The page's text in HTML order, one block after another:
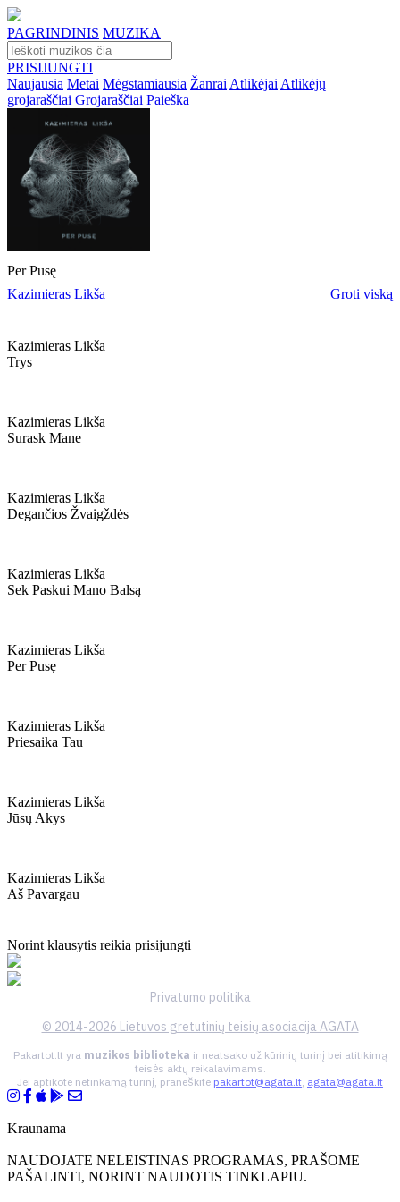
PAGRINDINIS MUZIKA
PRISIJUNGTI
Naujausia Metai Mėgstamiausia Žanrai Atlikėjai Atlikėjų
grojaraščiai Grojaraščiai Paieška
Per Pusę
Kazimieras Likša
Groti viską
Kazimieras Likša
Trys
Kazimieras Likša
Surask Mane
Kazimieras Likša
Degančios Žvaigždės
Kazimieras Likša
Sek Paskui Mano Balsą
Kazimieras Likša
Per Pusę
Kazimieras Likša
Priesaika Tau
Kazimieras Likša
Jūsų Akys
Kazimieras Likša
Aš Pavargau
Norint klausytis reikia prisijungti
Privatumo politika
© 2014-2026 Lietuvos gretutinių teisių asociacija AGATA
Pakartot.lt yra muzikos biblioteka ir neatsako už kūrinių turinį bei atitikimą
teisės aktų reikalavimams.
Jei aptikote netinkamą turinį, praneškite pakartot@agata.lt, agata@agata.lt
Kraunama
NAUDOJATE NELEISTINAS PROGRAMAS, PRAŠOME
PAŠALINTI, NORINT NAUDOTIS TINKLAPIU.